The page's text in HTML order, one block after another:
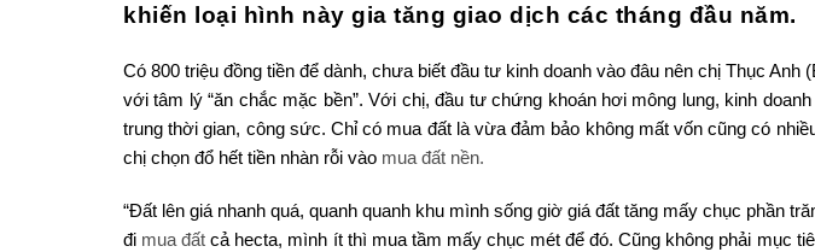
khiến loại hình này gia tăng giao dịch các tháng đầu năm.
Có 800 triệu đồng tiền để dành, chưa biết đầu tư kinh doanh vào đâu nên chị Thục Anh
với tâm lý “ăn chắc mặc bền”. Với chị, đầu tư chứng khoán hơi mông lung, kinh
trung thời gian, công sức. Chỉ có mua đất là vừa đảm bảo không mất vốn cũng có
chị chọn đổ hết tiền nhàn rỗi vào mua đất nền.
“Đất lên giá nhanh quá, quanh quanh khu mình sống giờ giá đất tăng mấy chục phần
đi mua đất cả hecta, mình ít thì mua tầm mấy chục mét để đó. Cũng không phải mục